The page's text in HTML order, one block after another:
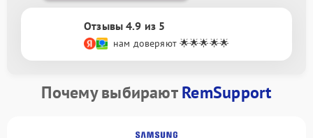
Отзывы 4.9 из 5
нам доверяют 🌟🌟🌟🌟🌟
Почему выбираютRemSupport